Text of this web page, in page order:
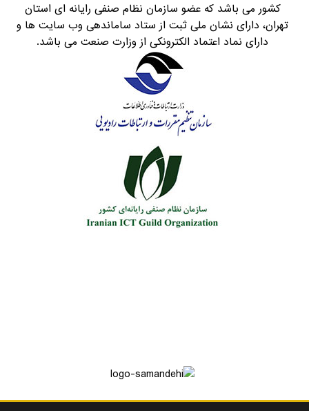
کشور می باشد که عضو سازمان نظام صنفی رایانه ای استان
تهران، دارای نشان ملی ثبت از ستاد ساماندهی وب سایت ها و
دارای نماد اعتماد الکترونکی از وزارت صنعت می باشد.